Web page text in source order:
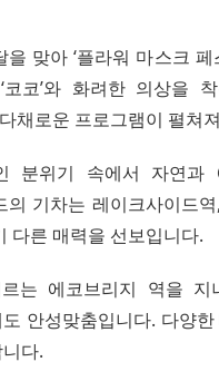
맞아 ‘플라워 마스크
코코’와 화려한 의상을
채로운 프로그램이 펼쳐
분위기 속에서 자연
의 기차는 레이크사이드
다른 매력을 선보입니다.
는 에코브리지 역을
안성맞춤입니다. 다양
다.